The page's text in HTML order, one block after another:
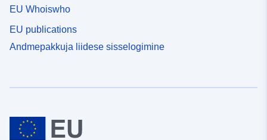
EU Whoiswho
EU publications
Andmepakkuja liidese sisselogimine